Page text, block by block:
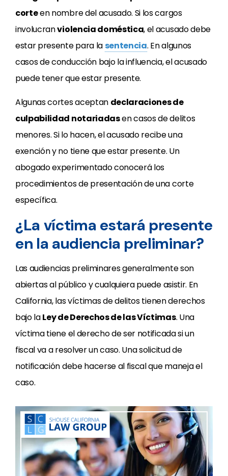
corteen nombre del acusado. Si los cargos
involucranviolencia doméstica, el acusado debe
estar presente para la sentencia. En algunos
casos de conducción bajo la influencia, el acusado
puede tener que estar presente.
Algunas cortes aceptan declaraciones de
culpabilidad notariadasen casos de delitos
menores. Si lo hacen, el acusado recibe una
exención y no tiene que estar presente. Un
abogado experimentado conocerá los
procedimientos de presentación de una corte
específica.
¿La víctima estará presente
en la audiencia preliminar?
Las audiencias preliminares generalmente son
abiertas al público y cualquiera puede asistir. En
California, las víctimas de delitos tienen derechos
bajo laLey de Derechos de las Víctimas. Una
víctima tiene el derecho de ser notificada si un
fiscal va a resolver un caso. Una solicitud de
notificación debe hacerse al fiscal que maneja el
caso.